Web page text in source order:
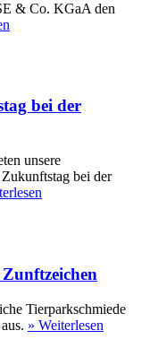
& Co. KGaA den
bei der
unsere
bei der
Tierparkschmiede
» Weiterlesen